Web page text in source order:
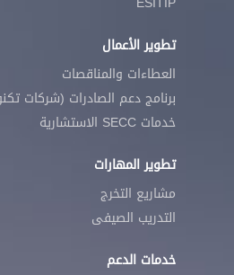
تطوير الأعمال
العطاءات والمناقصات
برنامج دعم الصادرات (شركات
خدمات SECC الاستشارية
تطوير المهارات
مشاريع التخرج
التدريب الصيفى
خدمات الدعم